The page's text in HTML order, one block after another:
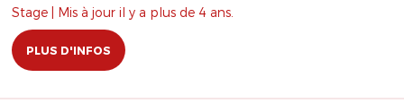
Stage | Mis à jour il y a plus de 4 ans.
PLUS D'INFOS